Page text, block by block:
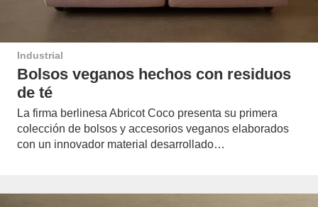
Industrial
Bolsos veganos hechos con residuos
de té
La firma berlinesa Abricot Coco presenta su primera
colección de bolsos y accesorios veganos elaborados
con un innovador material desarrollado…